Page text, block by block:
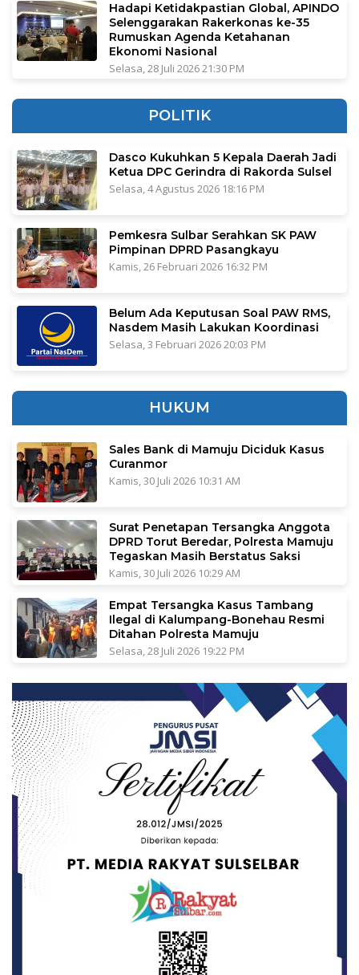
Hadapi Ketidakpastian Global, APINDO
Selenggarakan Rakerkonas ke-35
Rumuskan Agenda Ketahanan
Ekonomi Nasional
Selasa, 28 Juli 2026 21:30 PM
POLITIK
Dasco Kukuhkan 5 Kepala Daerah Jadi
Ketua DPC Gerindra di Rakorda Sulsel
Selasa, 4 Agustus 2026 18:16 PM
Pemkesra Sulbar Serahkan SK PAW
Pimpinan DPRD Pasangkayu
Kamis, 26 Februari 2026 16:32 PM
Belum Ada Keputusan Soal PAW RMS,
Nasdem Masih Lakukan Koordinasi
Selasa, 3 Februari 2026 20:03 PM
HUKUM
Sales Bank di Mamuju Diciduk Kasus
Curanmor
Kamis, 30 Juli 2026 10:31 AM
Surat Penetapan Tersangka Anggota
DPRD Torut Beredar, Polresta Mamuju
Tegaskan Masih Berstatus Saksi
Kamis, 30 Juli 2026 10:29 AM
Empat Tersangka Kasus Tambang
Ilegal di Kalumpang-Bonehau Resmi
Ditahan Polresta Mamuju
Selasa, 28 Juli 2026 19:22 PM